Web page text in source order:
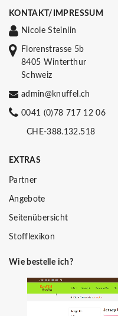
KONTAKT/IMPRESSUM
Nicole Steinlin
Florenstrasse 5b
8405 Winterthur
Schweiz
admin@knuffel.ch
0041 (0)78 717 12 06
CHE-388.132.518
EXTRAS
Partner
Angebote
Seitenübersicht
Stofflexikon
Wie bestelle ich?